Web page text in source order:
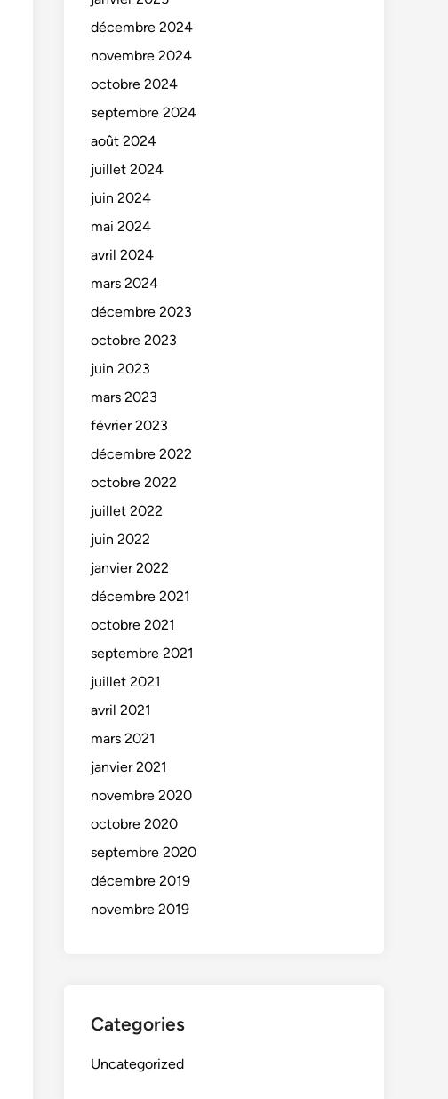
décembre 2024
novembre 2024
octobre 2024
septembre 2024
août 2024
juillet 2024
juin 2024
mai 2024
avril 2024
mars 2024
décembre 2023
octobre 2023
juin 2023
mars 2023
février 2023
décembre 2022
octobre 2022
juillet 2022
juin 2022
janvier 2022
décembre 2021
octobre 2021
septembre 2021
juillet 2021
avril 2021
mars 2021
janvier 2021
novembre 2020
octobre 2020
septembre 2020
décembre 2019
novembre 2019
Categories
Uncategorized